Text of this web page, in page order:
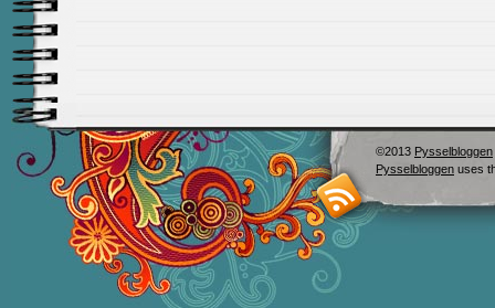
©2013 Pysselbloggen
Pysselbloggen uses